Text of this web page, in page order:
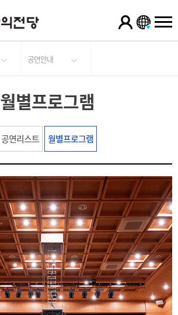
공연안내
월별프로그램
공연리스트 월별프로그램